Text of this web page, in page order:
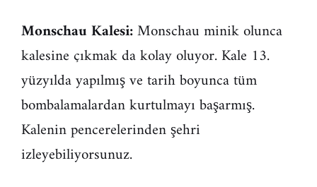
Monschau Kalesi:Monschau minik olunca
kalesine çıkmak da kolay oluyor. Kale 13.
yüzyılda yapılmış ve tarih boyunca tüm
bombalamalardan kurtulmayı başarmış.
Kalenin pencerelerinden şehri
izleyebiliyorsunuz.